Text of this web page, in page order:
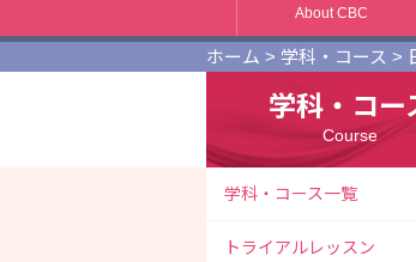
About CBC
ホーム > 学科・コース >
学科・コー
Course
学科・コース一覧
トライアルレッスン